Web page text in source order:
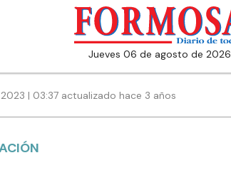
jueves 06 de agosto de 2026
| 03:37 actualizado hace 3 años